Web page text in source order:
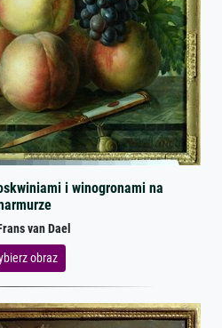
i winogronami na
van Dael
obraz